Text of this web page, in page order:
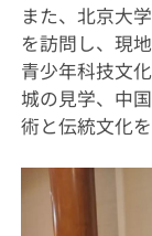
また、北京大
を訪問し、現
青少年科技文
城の見学、中
術と伝統文化